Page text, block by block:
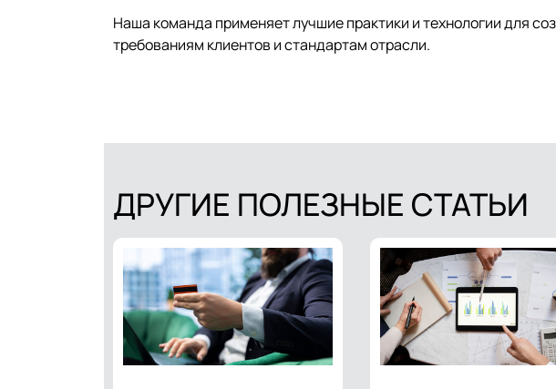
Наша команда применяет лучшие практики и технологии для
требованиям клиентов и стандартам отрасли.
ДРУГИЕ ПОЛЕЗНЫЕ СТАТЬИ